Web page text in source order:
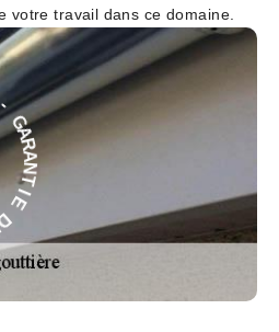
votre travail dans ce domaine.
A
N
T
I
E
D
É
C